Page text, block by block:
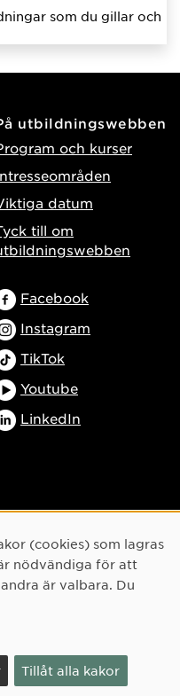
som du gillar och
utbildningswebben
och kurser
datum
till om
Facebook
Instagram
TikTok
Youtube
LinkedIn
(cookies) som lagras
nödvändiga för att
är valbara. Du
Tillåt alla kakor